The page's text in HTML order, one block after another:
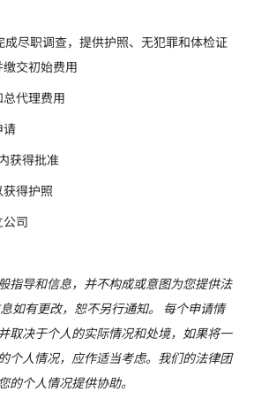
成尽职调查，提供护照、无犯罪和体检证
交初始费用
代理费用
请
获得批准
得护照
司
指导和信息，并不构成或意图为您提供法
如有更改，恕不另行通知。 每个申请情
取决于个人的实际情况和处境，如果将一
个人情况，应作适当考虑。我们的法律团
的个人情况提供协助。